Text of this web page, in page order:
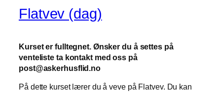
Flatvev (dag)
Kurset er fulltegnet. Ønsker du å settes på
venteliste ta kontakt med oss på
post@askerhusflid.no
På dette kurset lærer du å veve på Flatvev. Du kan